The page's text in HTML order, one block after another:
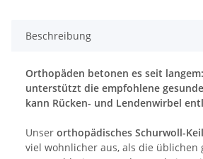
Beschreibung
Orthopäden betonen es seit
unterstützt die empfohlene
kann Rücken- und Lendenwirbel
Unser orthopädisches Schurwoll-
viel wohnlicher aus, als die üblichen